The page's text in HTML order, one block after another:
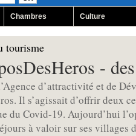
Chambres Culture
tourisme
-
d’attractivité et de
Il s’agissait d’offrir deux
du Covid-19. Aujourd’hui
à valoir sur ses villages